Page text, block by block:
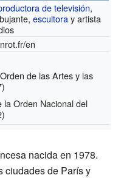
de televisión,
escultoray artista
en
de las Artes y las
la Orden Nacional del
nacida en 1978.
ciudades de París y